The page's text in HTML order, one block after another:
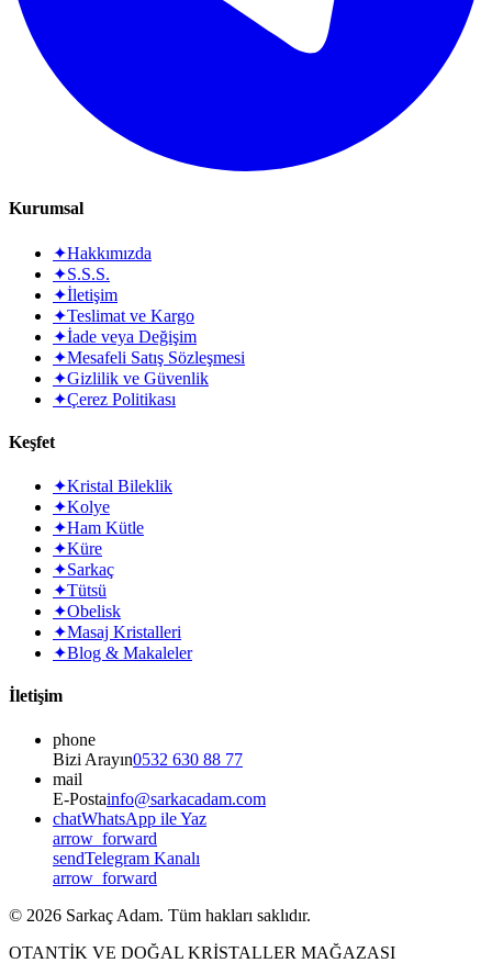
Kurumsal
✦Hakkımızda
✦S.S.S.
✦İletişim
✦Teslimat ve Kargo
✦İade veya Değişim
✦Mesafeli Satış Sözleşmesi
✦Gizlilik ve Güvenlik
✦Çerez Politikası
Keşfet
✦Kristal Bileklik
✦Kolye
✦Ham Kütle
✦Küre
✦Sarkaç
✦Tütsü
✦Obelisk
✦Masaj Kristalleri
✦Blog & Makaleler
İletişim
phone
Bizi Arayın0532 630 88 77
mail
E-Postainfo@sarkacadam.com
chatWhatsApp ile Yaz
arrow_forward
sendTelegram Kanalı
arrow_forward
© 2026 Sarkaç Adam. Tüm hakları saklıdır.
OTANTİK VE DOĞAL KRİSTALLER MAĞAZASI